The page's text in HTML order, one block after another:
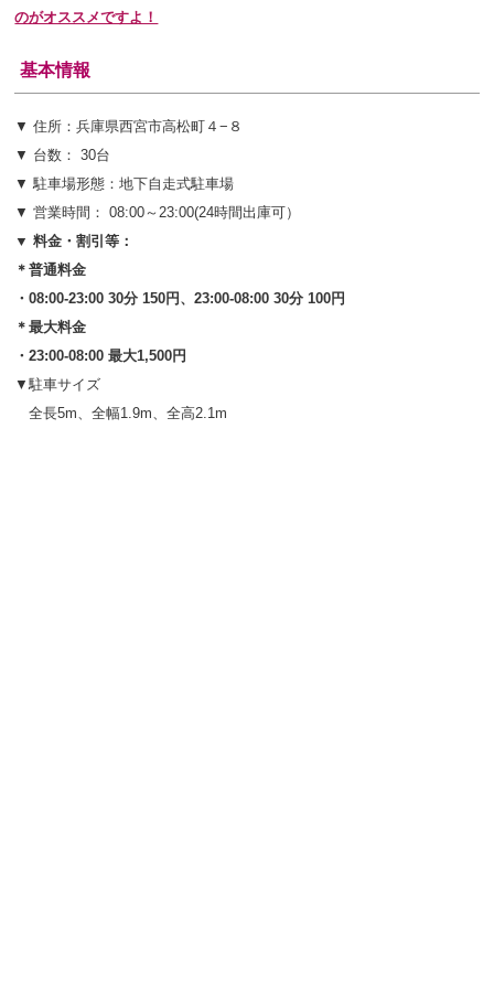
のがオススメですよ！
基本情報
▼ 住所：兵庫県西宮市高松町４−８
▼ 台数： 30台
▼ 駐車場形態：地下自走式駐車場
▼ 営業時間： 08:00～23:00(24時間出庫可）
▼ 料金・割引等：
＊普通料金
・08:00-23:00 30分 150円、23:00-08:00 30分 100円
＊最大料金
・23:00-08:00 最大1,500円
▼駐車サイズ
全長5m、全幅1.9m、全高2.1m